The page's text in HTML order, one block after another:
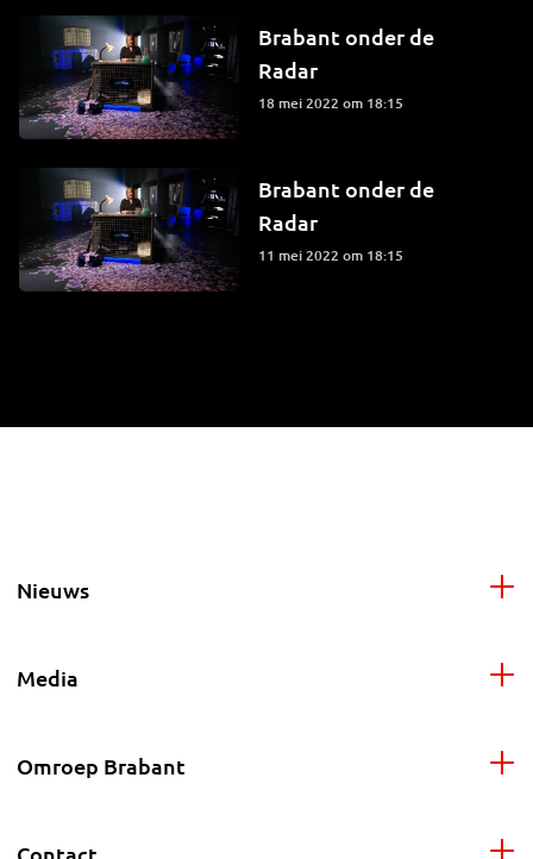
Brabant onder de
Radar
18 mei 2022 om 18:15
Brabant onder de
Radar
11 mei 2022 om 18:15
Nieuws
Media
Omroep Brabant